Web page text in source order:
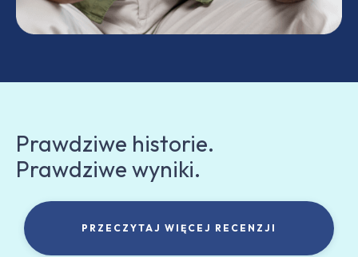
Prawdziwe historie.
Prawdziwe wyniki.
PRZECZYTAJ WIĘCEJ RECENZJI